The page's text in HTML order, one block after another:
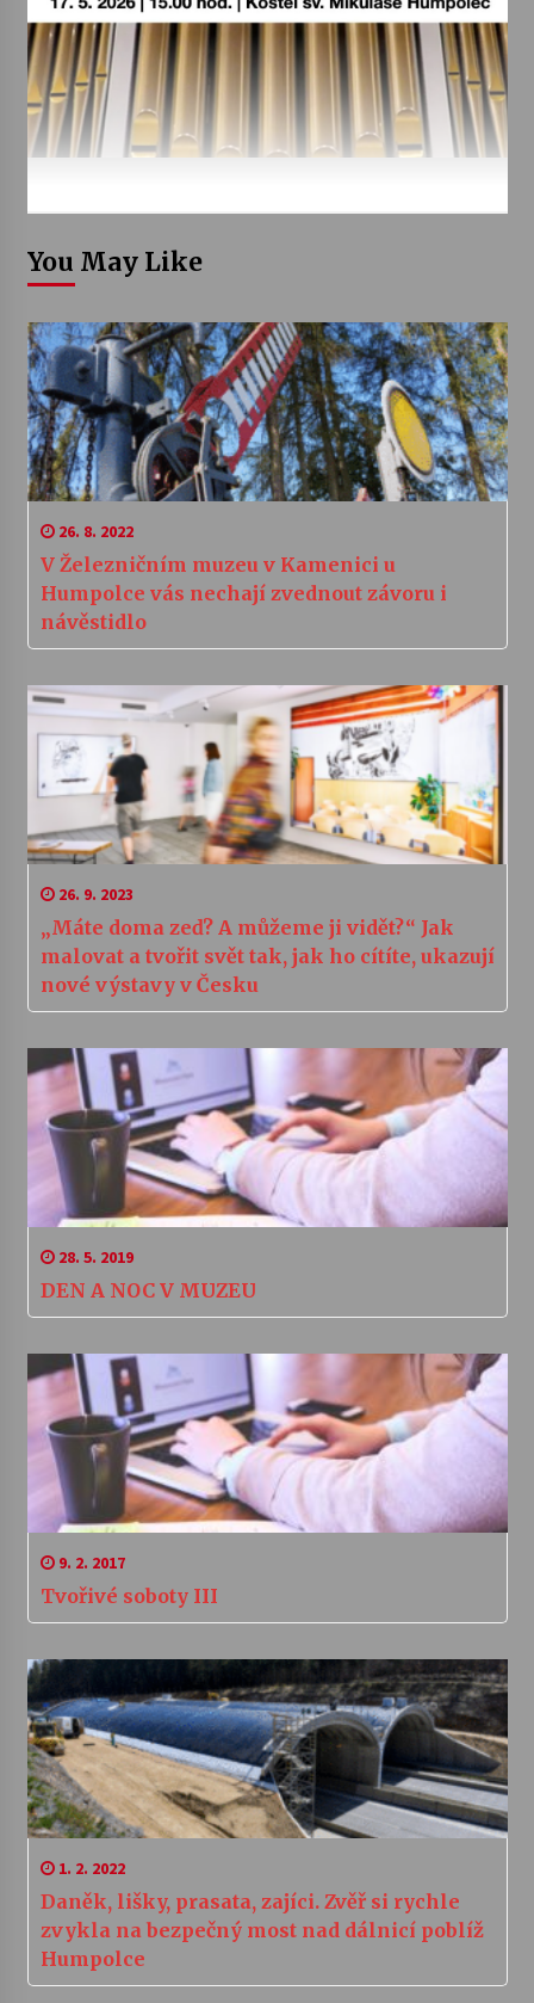
You May Like
26. 8. 2022
V Železničním muzeu v Kamenici u
Humpolce vás nechají zvednout závoru i
návěstidlo
26. 9. 2023
„Máte doma zeď? A můžeme ji vidět?“ Jak
malovat a tvořit svět tak, jak ho cítíte, ukazují
nové výstavy v Česku
28. 5. 2019
DEN A NOC V MUZEU
9. 2. 2017
Tvořivé soboty III
1. 2. 2022
Daněk, lišky, prasata, zajíci. Zvěř si rychle
zvykla na bezpečný most nad dálnicí poblíž
Humpolce